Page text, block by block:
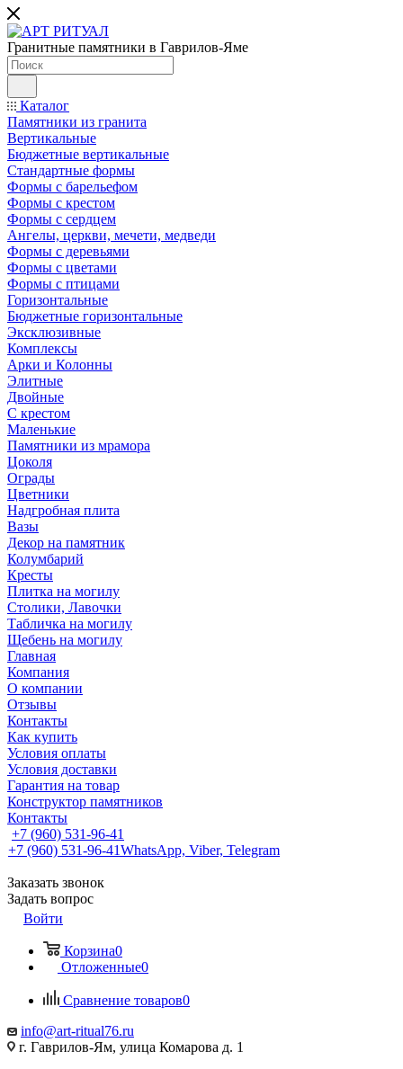
Гранитные памятники в Гаврилов-Яме
Каталог
Памятники из гранита
Вертикальные
Бюджетные вертикальные
Стандартные формы
Формы с барельефом
Формы с крестом
Формы с сердцем
Ангелы, церкви, мечети, медведи
Формы с деревьями
Формы с цветами
Формы с птицами
Горизонтальные
Бюджетные горизонтальные
Эксклюзивные
Комплексы
Арки и Колонны
Элитные
Двойные
С крестом
Маленькие
Памятники из мрамора
Цоколя
Ограды
Цветники
Надгробная плита
Вазы
Декор на памятник
Колумбарий
Кресты
Плитка на могилу
Столики, Лавочки
Табличка на могилу
Щебень на могилу
Главная
Компания
О компании
Отзывы
Контакты
Как купить
Условия оплаты
Условия доставки
Гарантия на товар
Конструктор памятников
Контакты
+7 (960) 531-96-41
+7 (960) 531-96-41WhatsApp, Viber, Telegram
Заказать звонок
Задать вопрос
Войти
Корзина0
Отложенные0
Сравнение товаров0
info@art-ritual76.ru
г. Гаврилов-Ям, улица Комарова д. 1